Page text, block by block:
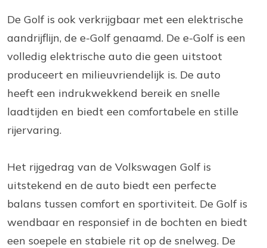
De Golf is ook verkrijgbaar met een elektrische
aandrijflijn, de e-Golf genaamd. De e-Golf is een
volledig elektrische auto die geen uitstoot
produceert en milieuvriendelijk is. De auto
heeft een indrukwekkend bereik en snelle
laadtijden en biedt een comfortabele en stille
rijervaring.
Het rijgedrag van de Volkswagen Golf is
uitstekend en de auto biedt een perfecte
balans tussen comfort en sportiviteit. De Golf is
wendbaar en responsief in de bochten en biedt
een soepele en stabiele rit op de snelweg. De